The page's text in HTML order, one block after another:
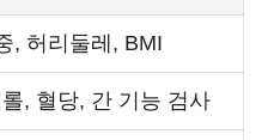
, 허리둘레, BMI
, 혈당, 간 기능 검사